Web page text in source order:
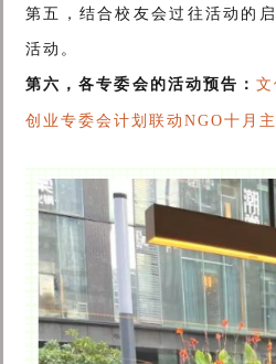
第五，结合校友会过往活动的
活动。
第六，各专委会的活动预告：
创业专委会计划联动NGO十